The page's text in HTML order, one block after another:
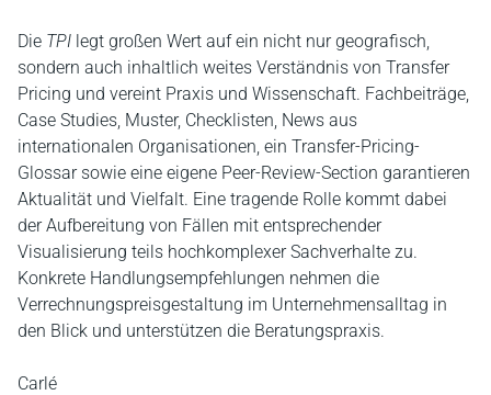
Die TPI legt großen Wert auf ein nicht nur geografisch,
sondern auch inhaltlich weites Verständnis von Transfer
Pricing und vereint Praxis und Wissenschaft. Fachbeiträge,
Case Studies, Muster, Checklisten, News aus
internationalen Organisationen, ein Transfer-Pricing-
Glossar sowie eine eigene Peer-Review-Section garantieren
Aktualität und Vielfalt. Eine tragende Rolle kommt dabei
der Aufbereitung von Fällen mit entsprechender
Visualisierung teils hochkomplexer Sachverhalte zu.
Konkrete Handlungsempfehlungen nehmen die
Verrechnungspreisgestaltung im Unternehmensalltag in
den Blick und unterstützen die Beratungspraxis.
Carlé